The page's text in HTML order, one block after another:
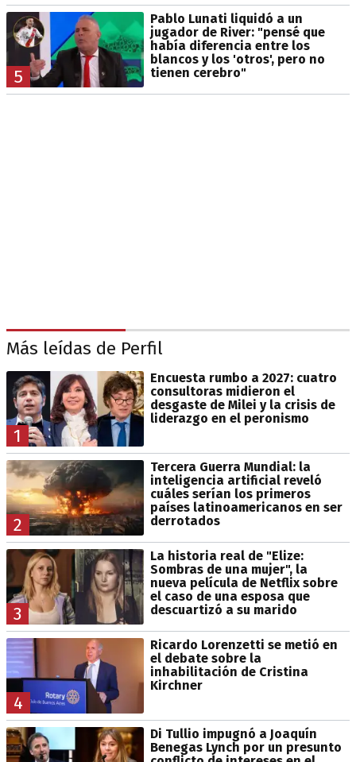
5
Pablo Lunati liquidó a un
jugador de River: "pensé que
había diferencia entre los
blancos y los 'otros', pero no
tienen cerebro"
Más leídas de Perfil
1
Encuesta rumbo a 2027: cuatro
consultoras midieron el
desgaste de Milei y la crisis de
liderazgo en el peronismo
2
Tercera Guerra Mundial: la
inteligencia artificial reveló
cuáles serían los primeros
países latinoamericanos en ser
derrotados
3
La historia real de "Elize:
Sombras de una mujer", la
nueva película de Netflix sobre
el caso de una esposa que
descuartizó a su marido
4
Ricardo Lorenzetti se metió en
el debate sobre la
inhabilitación de Cristina
Kirchner
Di Tullio impugnó a Joaquín
Benegas Lynch por un presunto